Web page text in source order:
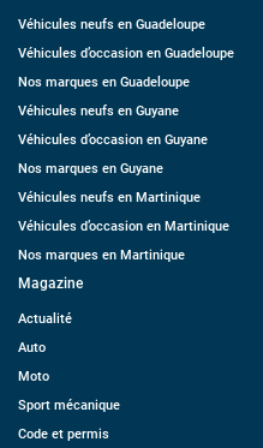
Véhicules neufs en Guadeloupe
Véhicules d’occasion en Guadeloupe
Nos marques en Guadeloupe
Véhicules neufs en Guyane
Véhicules d’occasion en Guyane
Nos marques en Guyane
Véhicules neufs en Martinique
Véhicules d’occasion en Martinique
Nos marques en Martinique
Magazine
Actualité
Auto
Moto
Sport mécanique
Code et permis